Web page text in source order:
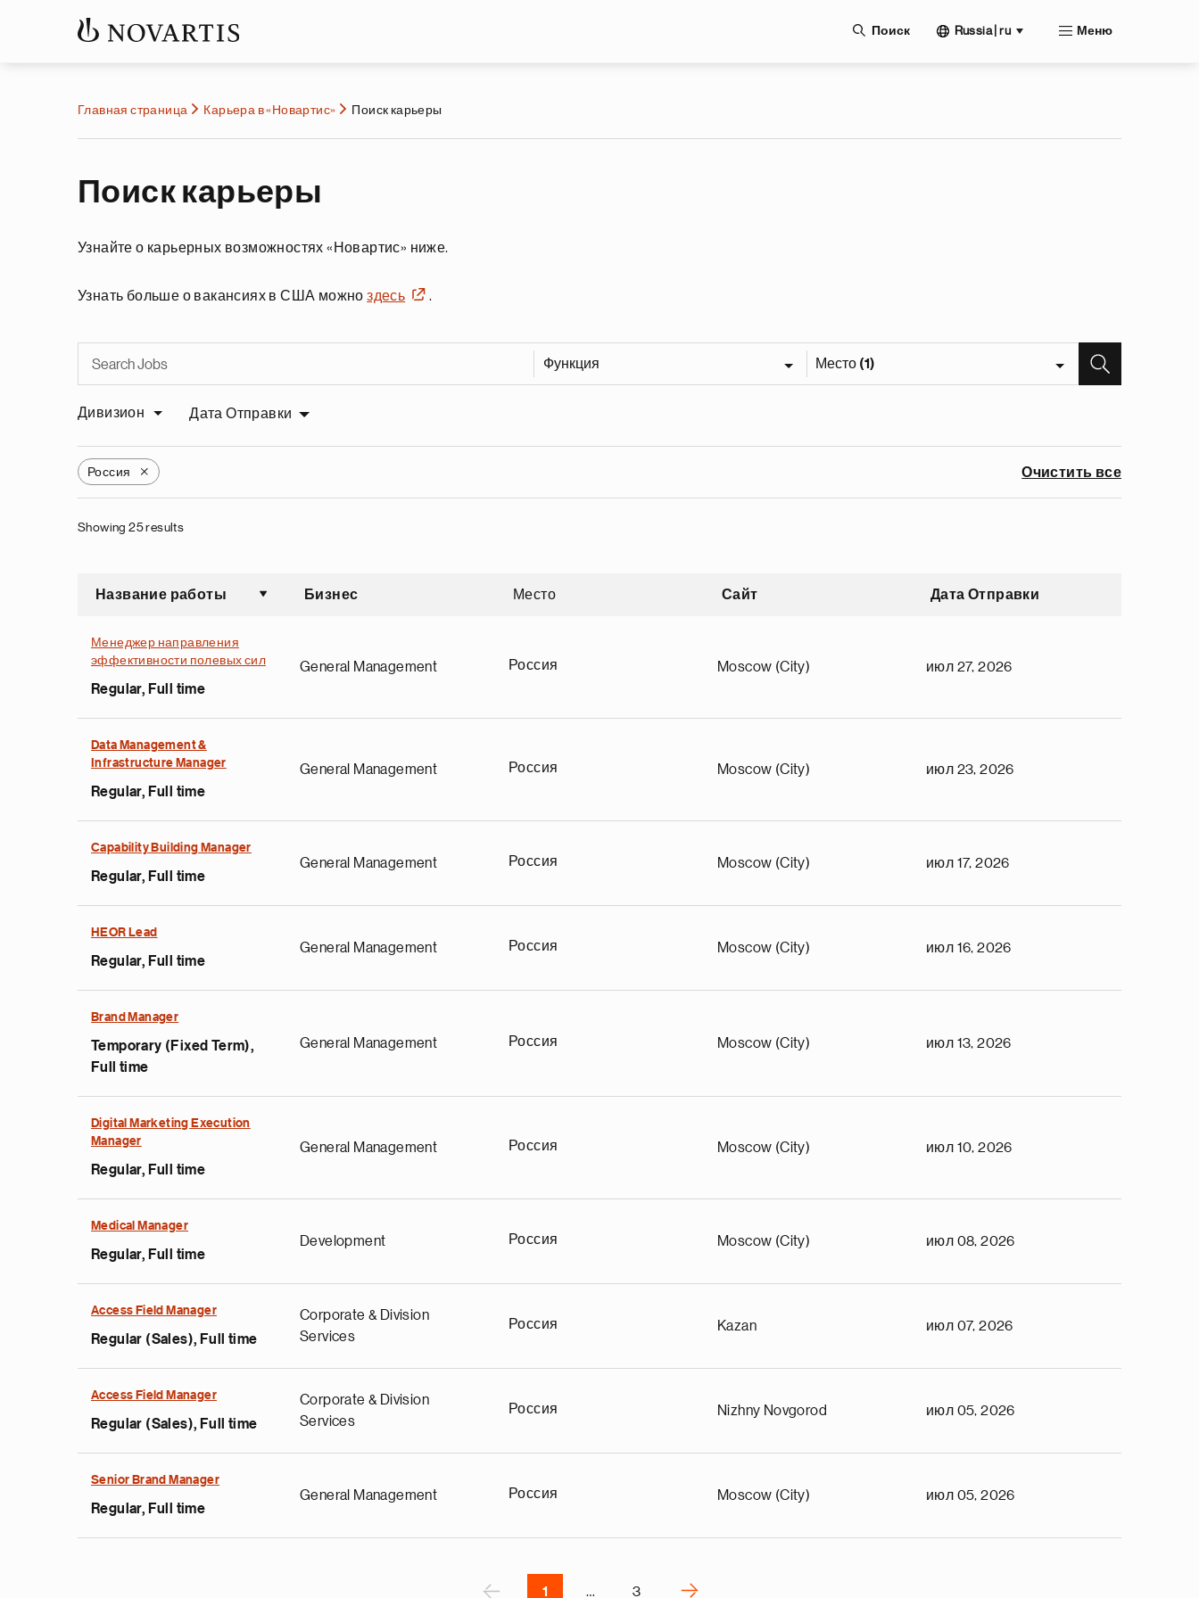
Поиск Russia | ru Меню
Главная страница Карьера в «Новартис» Поиск карьеры
Поиск карьеры
Узнайте о карьерных возможностях «Новартис» ниже.
Узнать больше о вакансиях в США можноздесь .
Функция Место (1)
Дивизион Дата Отправки
Россия X Очистить все
Showing 25 results
Название работы
Сортировать по возрастанию
Бизнес Место Сайт Дата Отправки
Менеджер направления
эффективности полевых сил
Regular, Full time
General Management Россия Moscow (City) июл 27, 2026
Data Management &
Infrastructure Manager
Regular, Full time
General Management Россия Moscow (City) июл 23, 2026
Capability Building Manager
Regular, Full time
General Management Россия Moscow (City) июл 17, 2026
HEOR Lead
Regular, Full time
General Management Россия Moscow (City) июл 16, 2026
Brand Manager
Temporary (Fixed Term),
Full time
General Management Россия Moscow (City) июл 13, 2026
Digital Marketing Execution
Manager
Regular, Full time
General Management Россия Moscow (City) июл 10, 2026
Medical Manager
Regular, Full time
Development Россия Moscow (City) июл 08, 2026
Access Field Manager
Regular (Sales), Full time
Corporate & Division
Services
Россия Kazan июл 07, 2026
Access Field Manager
Regular (Sales), Full time
Corporate & Division
Services
Россия Nizhny Novgorod июл 05, 2026
Senior Brand Manager
Regular, Full time
General Management Россия Moscow (City) июл 05, 2026
‹ 1 … 3
›